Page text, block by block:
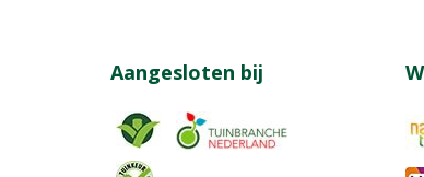
Aangesloten bij